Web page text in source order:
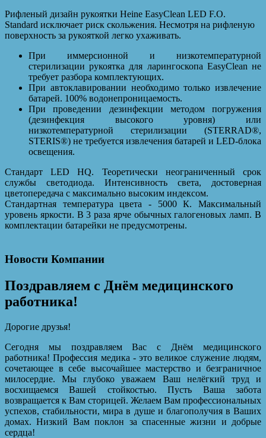
Рифленый дизайн рукоятки Heine EasyClean LED F.O.
Standard исключает риск скольжения. Несмотря на рифленую
поверхность за рукояткой легко ухаживать.
При иммерсионной и низкотемпературной
стерилизации рукоятка для ларингоскопа EasyClean не
требует разбора комплектующих.
При автоклавировании необходимо только извлечение
батарей. 100% водонепроницаемость.
При проведении дезинфекции методом погружения
(дезинфекция высокого уровня) или
низкотемпературной стерилизации (STERRAD®,
STERIS®) не требуется извлечения батарей и LED-блока
освещения.
Стандарт LED HQ. Теоретически неограниченный срок
службы светодиода. Интенсивность света, достоверная
цветопередача с максимально высоким индексом.
Стандартная температура цвета - 5000 К. Максимальный
уровень яркости. В 3 раза ярче обычных галогеновых ламп. В
комплектации батарейки не предусмотрены.
Новости Компании
Поздравляем с Днём медицинского
работника!
Дорогие друзья!
Сегодня мы поздравляем Вас с Днём медицинского
работника! Профессия медика - это великое служение людям,
сочетающее в себе высочайшее мастерство и безграничное
милосердие. Мы глубоко уважаем Ваш нелёгкий труд и
восхищаемся Вашей стойкостью. Пусть Ваша забота
возвращается к Вам сторицей. Желаем Вам профессиональных
успехов, стабильности, мира в душе и благополучия в Ваших
домах. Низкий Вам поклон за спасенные жизни и добрые
сердца!